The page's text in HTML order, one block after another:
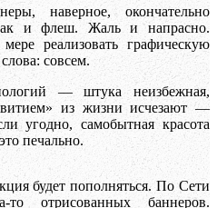
наверное, окончательно
и флеш. Жаль и напрасно.
реализовать графическую
совсем.
— штука неизбежная,
из жизни исчезают —
угодно, самобытная красота
печально.
будет пополняться. По Сети
то отрисованных баннеров.